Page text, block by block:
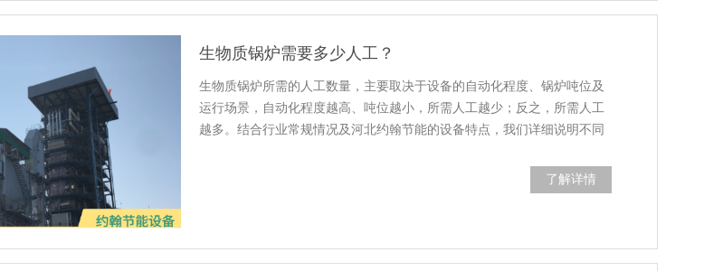
生物质锅炉需要多少人工？
生物质锅炉所需的人工数量，主要取决于设备的自动化程度、锅炉吨位及
运行场景，自动化程度越高、吨位越小，所需人工越少；反之，所需人工
越多。结合行业常规情况及河北约翰节能的设备特点，我们详细说明不同
了解详情